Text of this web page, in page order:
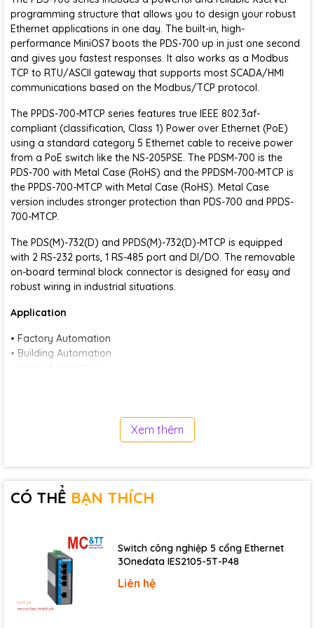
programming structure that allows you to design your robust
Ethernet applications in one day. The built-in, high-
performance MiniOS7 boots the PDS-700 up in just one second
and gives you fastest responses. It also works as a Modbus
TCP to RTU/ASCII gateway that supports most SCADA/HMI
communications based on the Modbus/TCP protocol.
The PPDS-700-MTCP series features true IEEE 802.3af-
compliant (classification, Class 1) Power over Ethernet (PoE)
using a standard category 5 Ethernet cable to receive power
from a PoE switch like the NS-205PSE. The PDSM-700 is the
PDS-700 with Metal Case (RoHS) and the PPDSM-700-MTCP is
the PPDS-700-MTCP with Metal Case (RoHS). Metal Case
version includes stronger protection than PDS-700 and PPDS-
700-MTCP.
The PDS(M)-732(D) and PPDS(M)-732(D)-MTCP is equipped
with 2 RS-232 ports, 1 RS-485 port and DI/DO. The removable
on-board terminal block connector is designed for easy and
robust wiring in industrial situations.
Application
• Factory Automation
• Building Automation
• Home Automation
80186-80 MHz or compatible
EEPROM
erase/write cycles.
Flash
512 KB ; Erase unit is one sector (64 KB) ;
512 KB
Watchdog
LED Indicators
Status
Xem thêm
CÓ THỂ BẠN THÍCH
Switch công nghiệp 5 cổng Ethernet
3Onedata IES2105-5T-P48
Liên hệ